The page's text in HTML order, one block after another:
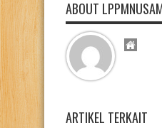
ABOUT
ARTIKEL TERKAIT